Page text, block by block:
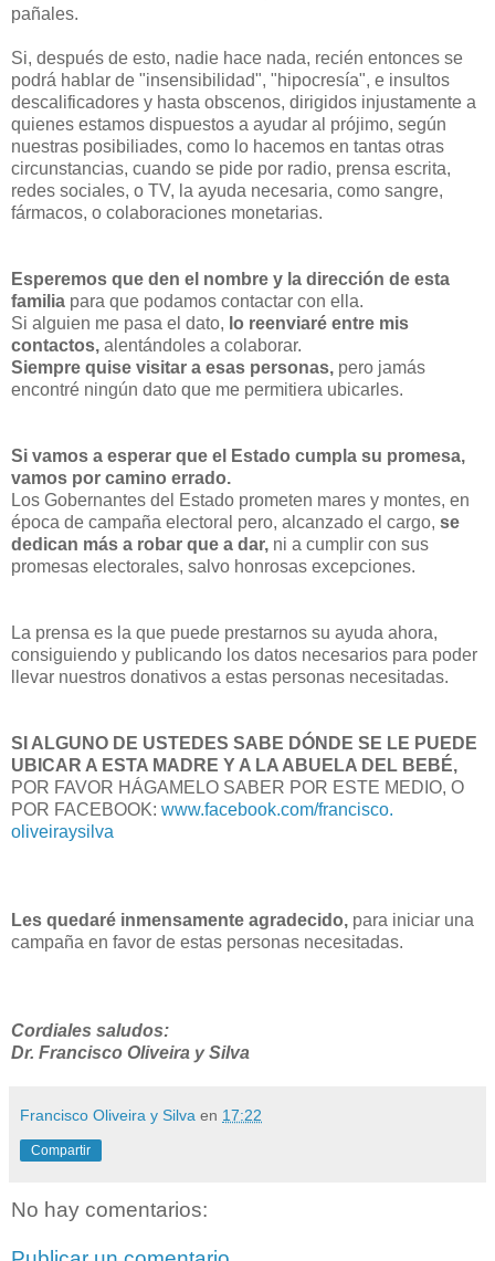
pañales.
Si, después de esto, nadie hace nada, recién entonces se
podrá hablar de "insensibilidad", "hipocresía", e insultos
descalificadores y hasta obscenos, dirigidos injustamente a
quienes estamos dispuestos a ayudar al prójimo, según
nuestras posibiliades, como lo hacemos en tantas otras
circunstancias, cuando se pide por radio, prensa escrita,
redes sociales, o TV, la ayuda necesaria, como sangre,
fármacos, o colaboraciones monetarias.
Esperemos que den el nombre y la dirección de esta
familia para que podamos contactar con ella.
Si alguien me pasa el dato, lo reenviaré entre mis
contactos, alentándoles a colaborar.
Siempre quise visitar a esas personas, pero jamás
encontré ningún dato que me permitiera ubicarles.
Si vamos a esperar que el Estado cumpla su promesa,
vamos por camino errado.
Los Gobernantes del Estado prometen mares y montes, en
época de campaña electoral pero, alcanzado el cargo, se
dedican más a robar que a dar, ni a cumplir con sus
promesas electorales, salvo honrosas excepciones.
La prensa es la que puede prestarnos su ayuda ahora,
consiguiendo y publicando los datos necesarios para poder
llevar nuestros donativos a estas personas necesitadas.
SI ALGUNO DE USTEDES SABE DÓNDE SE LE PUEDE
UBICAR A ESTA MADRE Y A LA ABUELA DEL BEBÉ,
POR FAVOR HÁGAMELO SABER POR ESTE MEDIO, O
POR FACEBOOK: www.facebook.com/francisco.
oliveiraysilva
Les quedaré inmensamente agradecido, para iniciar una
campaña en favor de estas personas necesitadas.
Cordiales saludos:
Dr. Francisco Oliveira y Silva
Francisco Oliveira y Silva en 17:22
Compartir
No hay comentarios: